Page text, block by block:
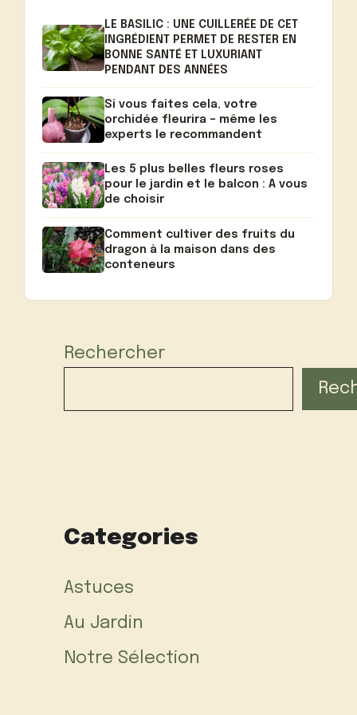
LE BASILIC : UNE CUILLERÉE DE CET
INGRÉDIENT PERMET DE RESTER EN
BONNE SANTÉ ET LUXURIANT
PENDANT DES ANNÉES
Si vous faites cela, votre
orchidée fleurira – même les
experts le recommandent
Les 5 plus belles fleurs roses
pour le jardin et le balcon : A vous
de choisir
Comment cultiver des fruits du
dragon à la maison dans des
conteneurs
Rechercher
Categories
Astuces
Au Jardin
Notre Sélection